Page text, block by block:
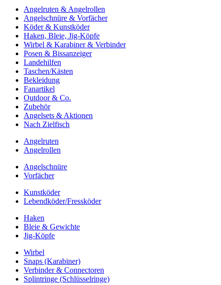
Angelruten & Angelrollen
Angelschnüre & Vorfächer
Köder & Kunstköder
Haken, Bleie, Jig-Köpfe
Wirbel & Karabiner & Verbinder
Posen & Bissanzeiger
Landehilfen
Taschen/Kästen
Bekleidung
Fanartikel
Outdoor & Co.
Zubehör
Angelsets & Aktionen
Nach Zielfisch
Angelruten
Angelrollen
Angelschnüre
Vorfächer
Kunstköder
Lebendköder/Fressköder
Haken
Bleie & Gewichte
Jig-Köpfe
Wirbel
Snaps (Karabiner)
Verbinder & Connectoren
Splintringe (Schlüsselringe)